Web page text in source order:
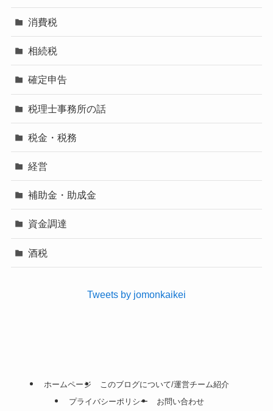
消費税
相続税
確定申告
税理士事務所の話
税金・税務
経営
補助金・助成金
資金調達
酒税
Tweets by jomonkaikei
ホームページ
このブログについて/運営チーム紹介
プライバシーポリシー
お問い合わせ